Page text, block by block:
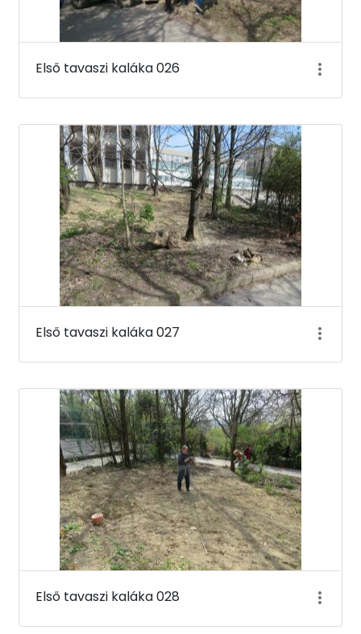
Első tavaszi kaláka 026
Első tavaszi kaláka 027
Első tavaszi kaláka 028